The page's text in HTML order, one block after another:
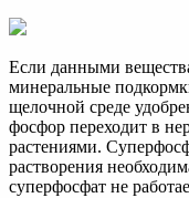
Если данными
минеральные
щелочной среде
фосфор переходит в
растениями.
растворения
суперфосфат не